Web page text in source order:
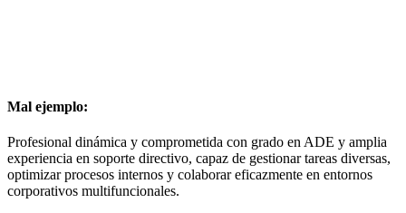
Mal ejemplo:
Profesional dinámica y comprometida con grado en ADE y amplia
experiencia en soporte directivo, capaz de gestionar tareas diversas,
optimizar procesos internos y colaborar eficazmente en entornos
corporativos multifuncionales.